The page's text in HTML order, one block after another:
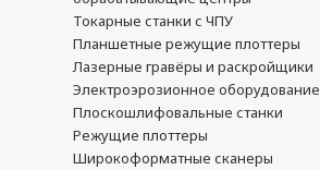
Токарные станки с ЧПУ
Планшетные режущие плоттеры
Лазерные гравёры и раскройщики
Электроэрозионное оборудование
Плоскошлифовальные станки
Режущие плоттеры
Широкоформатные сканеры